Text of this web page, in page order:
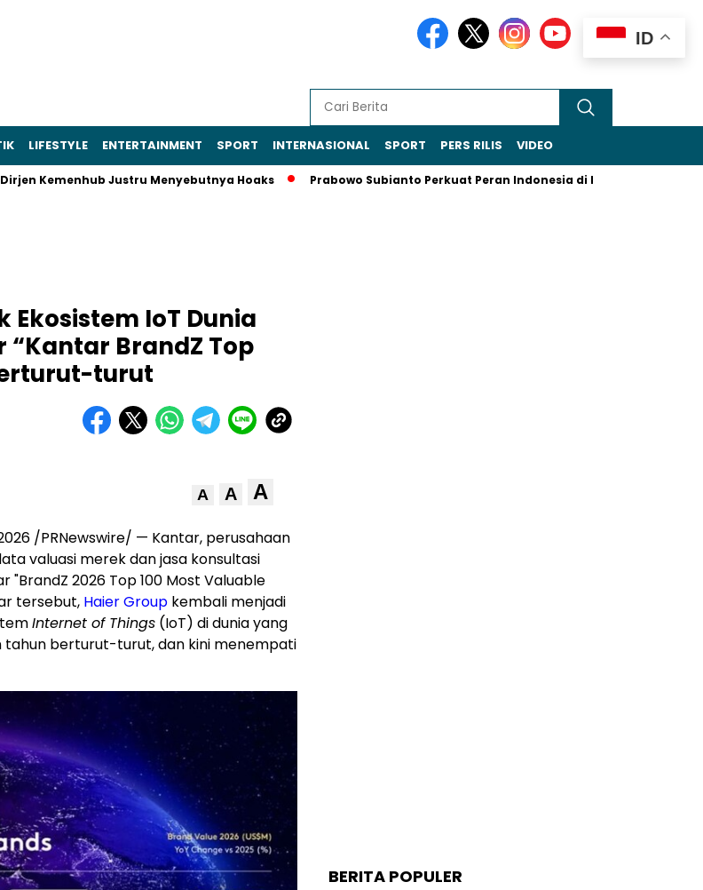
LIFESTYLE ENTERTAINMENT SPORT INTERNASIONAL SPORT PERS RILIS VIDEO
Justru Menyebutnya Hoaks Prabowo Subianto Perkuat Peran Indonesia di Forum BIMP–EAGA
IoT Dunia
BrandZ Top
turut
A A A
/PRNewswire/ — Kantar, perusahaan
valuasi merek dan jasa konsultasi
2026 Top 100 Most Valuable
tersebut, Haier Group kembali menjadi
Internet of Things (IoT) di dunia yang
berturut-turut, dan kini menempati
BERITA POPULER
ID